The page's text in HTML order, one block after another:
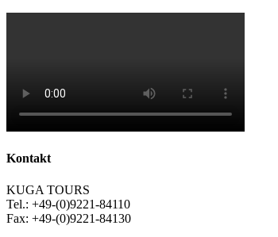
Kontakt
KUGA TOURS
Tel.: +49-(0)9221-84110
Fax: +49-(0)9221-84130